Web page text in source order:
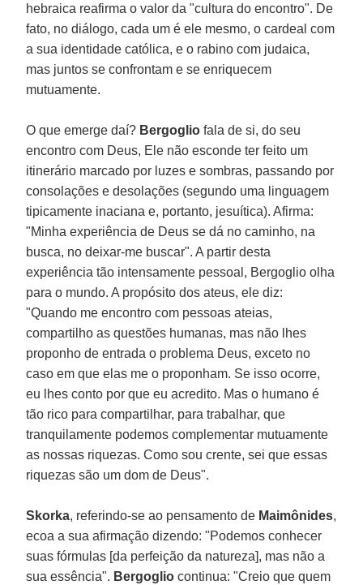
hebraica reafirma o valor da "cultura do encontro". De
fato, no diálogo, cada um é ele mesmo, o cardeal com
a sua identidade católica, e o rabino com judaica,
mas juntos se confrontam e se enriquecem
mutuamente.
O que emerge daí? Bergogliofala de si, do seu
encontro com Deus, Ele não esconde ter feito um
itinerário marcado por luzes e sombras, passando por
consolações e desolações (segundo uma linguagem
tipicamente inaciana e, portanto, jesuítica). Afirma:
"Minha experiência de Deus se dá no caminho, na
busca, no deixar-me buscar". A partir desta
experiência tão intensamente pessoal, Bergoglio olha
para o mundo. A propósito dos ateus, ele diz:
"Quando me encontro com pessoas ateias,
compartilho as questões humanas, mas não lhes
proponho de entrada o problema Deus, exceto no
caso em que elas me o proponham. Se isso ocorre,
eu lhes conto por que eu acredito. Mas o humano é
tão rico para compartilhar, para trabalhar, que
tranquilamente podemos complementar mutuamente
as nossas riquezas. Como sou crente, sei que essas
riquezas são um dom de Deus".
Skorka, referindo-se ao pensamento de Maimônides,
ecoa a sua afirmação dizendo: "Podemos conhecer
suas fórmulas [da perfeição da natureza], mas não a
sua essência". Bergogliocontinua: "Creio que quem